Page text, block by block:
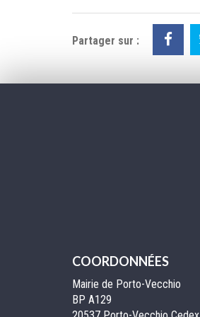
Partager sur :
COORDONNÉES
Mairie de Porto-Vecchio
BP A129